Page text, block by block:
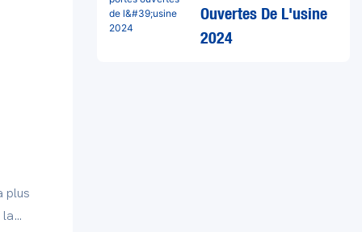
plus
la
Ouvertes De L'usine
2024